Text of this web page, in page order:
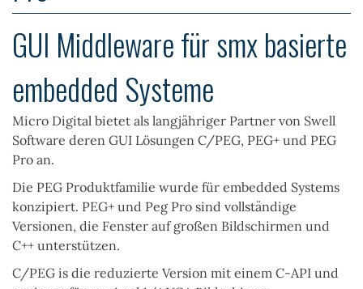
GUI Middleware für smx basierte
embedded Systeme
Micro Digital bietet als langjähriger Partner von Swell
Software deren GUI Lösungen C/PEG, PEG+ und PEG
Pro an.
Die PEG Produktfamilie wurde für embedded Systems
konzipiert. PEG+ und Peg Pro sind vollständige
Versionen, die Fenster auf großen Bildschirmen und
C++ unterstützen.
C/PEG is die reduzierte Version mit einem C-API und